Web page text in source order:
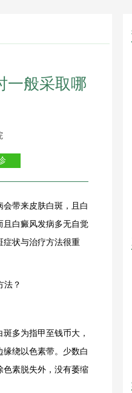
一般采取哪
会带来皮肤白斑 ，且白
且白癜风发病多无自觉
症状与治疗方法很重
斑多为指甲至钱币大，
绕以色素带。少数白
色素脱失外，没有萎缩